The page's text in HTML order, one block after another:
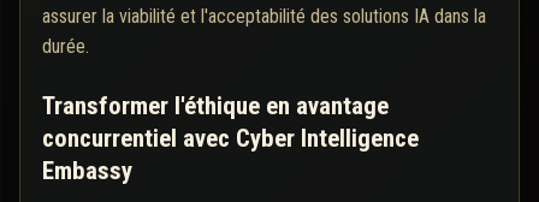
assurer la viabilité et l'acceptabilité des solutions IA dans la
durée.
Transformer l'éthique en avantage
concurrentiel avec Cyber Intelligence
Embassy